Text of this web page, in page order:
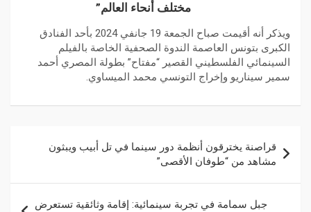
مختلف أنحاء العالم”
ويذكر أنه أقيمت صباح الجمعة 19 جانفي 2024 بأحد الفنادق
الكبرى بتونس العاصمة الندوة الصحفية الخاصة بالفيلم
السينمائي الفلسطيني القصير “مفتاح” بطولة المصري أحمد
سمير سيناريو وإخراج التونسي محمد الميساوي.
قراصنة يخترقون أنظمة دور سينما في تل أبيب ويبثون
مشاهد من “طوفان الأقصى”
جبل سمامة في تجربة سينمائية: إقامة وثائقية تستعرض